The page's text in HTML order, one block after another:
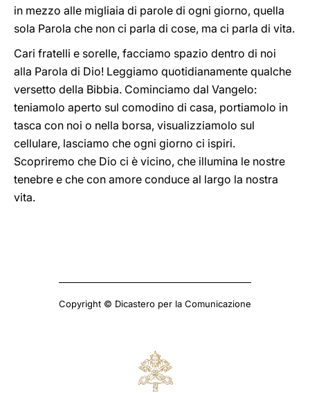
in mezzo alle migliaia di parole di ogni giorno, quella
sola Parola che non ci parla di cose, ma ci parla di vita.
Cari fratelli e sorelle, facciamo spazio dentro di noi
alla Parola di Dio! Leggiamo quotidianamente qualche
versetto della Bibbia. Cominciamo dal Vangelo:
teniamolo aperto sul comodino di casa, portiamolo in
tasca con noi o nella borsa, visualizziamolo sul
cellulare, lasciamo che ogni giorno ci ispiri.
Scopriremo che Dio ci è vicino, che illumina le nostre
tenebre e che con amore conduce al largo la nostra
vita.
Copyright © Dicastero per la Comunicazione